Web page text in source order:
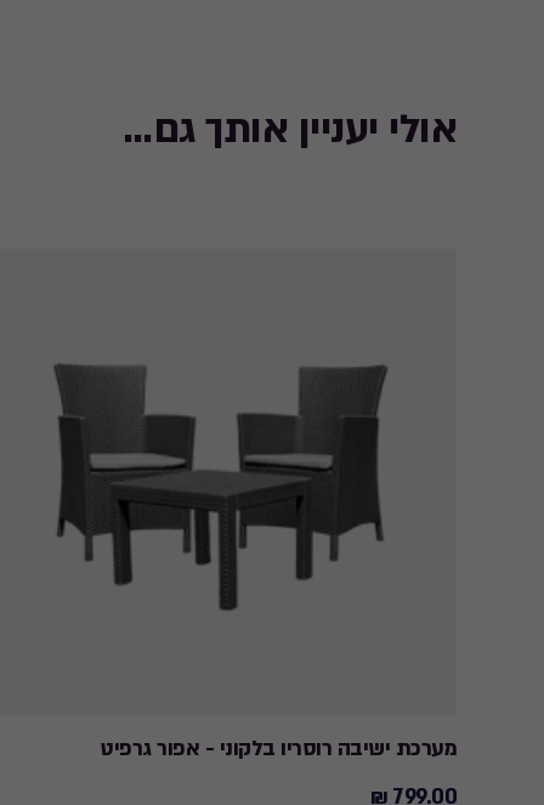
אולי יעניין אותך גם...
מערכת ישיבה רוסריו בלקוני - אפור גרפיט
799.00
799.00 ₪